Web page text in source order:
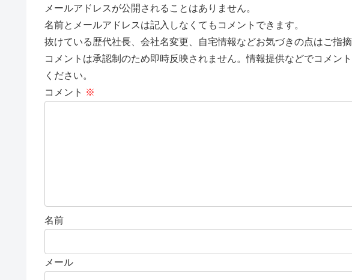
メールアドレスが公開されることはありません。
名前とメールアドレスは記入しなくてもコメントできます。
抜けている歴代社長、会社名変更、自宅情報などお気づきの点はご指摘
コメントは承認制のため即時反映されません。情報提供などでコメン
ください。
コメント ※
名前
メール